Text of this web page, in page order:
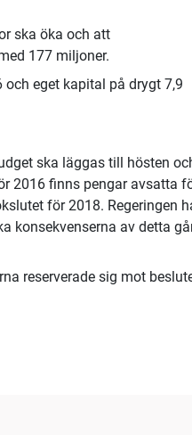
ska öka och att
177 miljoner.
eget kapital på drygt 7,9
ska läggas till hösten
2016 finns pengar avsatta
för 2018. Regeringen
konsekvenserna av detta
reserverade sig mot